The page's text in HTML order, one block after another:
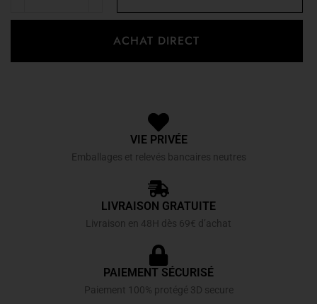
ACHAT DIRECT
VIE PRIVÉE
Emballages et relevés bancaires neutres
LIVRAISON GRATUITE
Livraison en 48H dès 69€ d’achat
PAIEMENT SÉCURISÉ
Paiement 100% protégé 3D secure